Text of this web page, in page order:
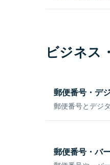
ビジネス
郵便番号・デ
郵便番号とデジ
郵便番号・バ